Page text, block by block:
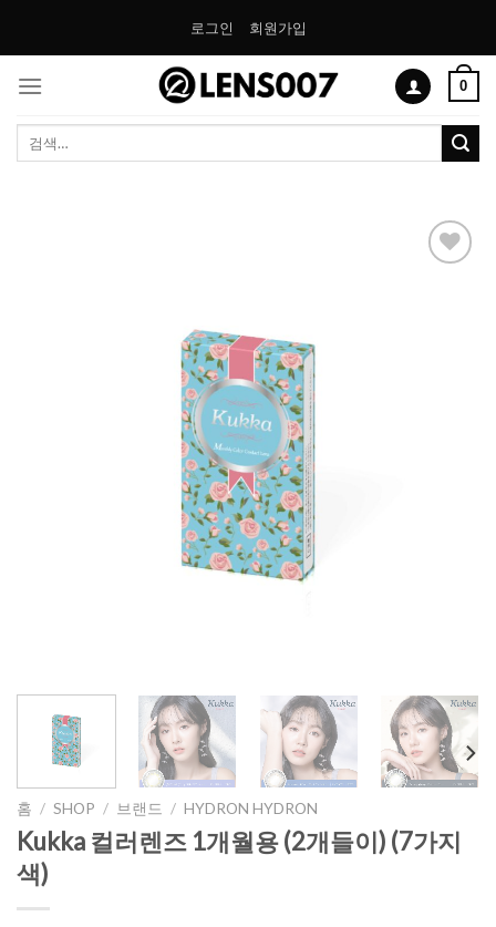
로그인 회원가입
0
색:
홈 / SHOP / 브랜드 / HYDRON HYDRON
Kukka 컬러렌즈 1개월용 (2개들이) (7가지
색)